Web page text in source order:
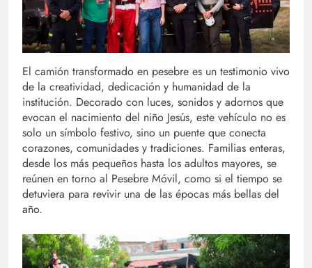
El camión transformado en pesebre es un testimonio vivo
de la creatividad, dedicación y humanidad de la
institución. Decorado con luces, sonidos y adornos que
evocan el nacimiento del niño Jesús, este vehículo no es
solo un símbolo festivo, sino un puente que conecta
corazones, comunidades y tradiciones. Familias enteras,
desde los más pequeños hasta los adultos mayores, se
reúnen en torno al Pesebre Móvil, como si el tiempo se
detuviera para revivir una de las épocas más bellas del
año.